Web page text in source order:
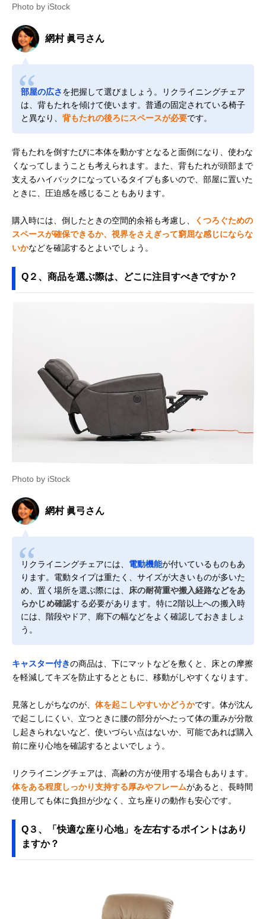
Photo by iStock
網村 眞弓さん
部屋の広さを把握して選びましょう。リクライニングチェア
は、背もたれを傾けて使います。普通の固定されている椅子
と異なり、 背もたれの後ろにスペースが必要です。
背もたれを倒すたびに本体を動かすとなると面倒になり、使わな
くなってしまうことも考えられます。また、背もたれが頭部まで
支えるハイバックになっているタイプも多いので、部屋に置いた
ときに、圧迫感を感じることもあります。
購入時には、倒したときの空間的余裕も考慮し、
くつろぐための
スペースが確保できるか、視界をさえぎって窮屈な感じにならな
いかなどを確認するとよいでしょう。
Q２、商品を選ぶ際は、どこに注目すべきですか？
Photo by iStock
網村 眞弓さん
リクライニングチェアには、 電動機能が付いているものもあ
ります。電動タイプは重たく、サイズが大きいものが多いた
め、置く場所を選ぶ際には、 床の耐荷重や搬入経路などをあ
らかじめ確認する必要があります。特に2階以上への搬入時
には、階段やドア、廊下の幅などをよく確認しておきましょ
う。
キャスター付きの商品は、下にマットなどを敷くと、床との摩擦
を軽減してキズを防止するとともに、移動がしやすくなります。
見落としがちなのが、 体を起こしやすいかどうかです。体が沈ん
で起こしにくい、立つときに腰の部分がへたって体の重みが分散
し起きられないなど、使いづらい点はないか、可能であれば購入
前に座り心地を確認するとよいでしょう。
リクライニングチェアは、高齢の方が使用する場合もあります。
体をある程度しっかり支持する厚みやフレームがあると、長時間
使用しても体に負担が少なく、立ち座りの動作も安心です。
Q３、「快適な座り心地」を左右するポイントはあり
ますか？